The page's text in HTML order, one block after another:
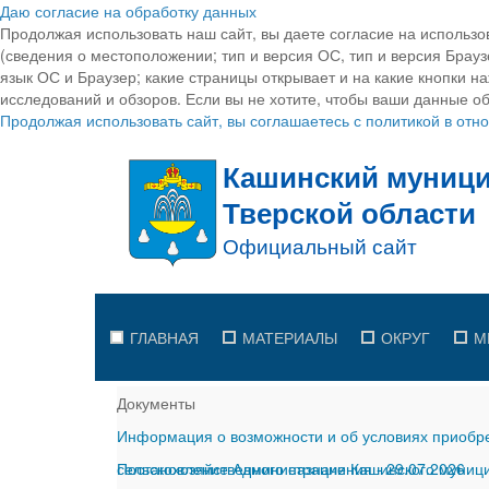
Даю согласие на обработку данных
Продолжая использовать наш сайт, вы даете согласие на
(сведения о местоположении; тип и версия ОС, тип и версия
язык ОС и Браузер; какие страницы открывает и на какие кнопки
исследований и обзоров. Если вы не хотите, чтобы ваши данные
Продолжая использовать сайт, вы соглашаетесь с политикой в
ГЛАВНАЯ МАТЕРИАЛЫ ОКРУГ
Документы
Информация о возможности и об условиях
сельскохозяйственного назначения-29.07.2026
Постановление Администрации Кашинского